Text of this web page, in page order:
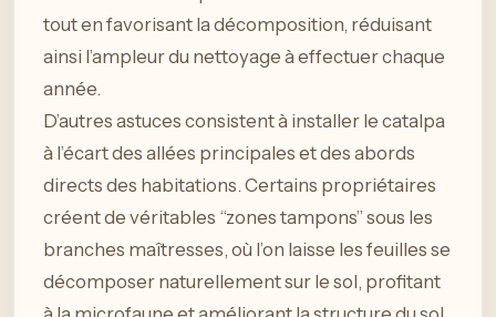
tout en favorisant la décomposition, réduisant
ainsi l’ampleur du nettoyage à effectuer chaque
année.
D’autres astuces consistent à installer le catalpa
à l’écart des allées principales et des abords
directs des habitations. Certains propriétaires
créent de véritables “zones tampons” sous les
branches maîtresses, où l’on laisse les feuilles se
décomposer naturellement sur le sol, profitant